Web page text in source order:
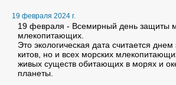
19 февраля 2024 г.
19 февраля - Всемирный день защиты
млекопитающих.
Это экологическая дата считается
китов, но и всех морских
живых существ обитающих в морях и
планеты.